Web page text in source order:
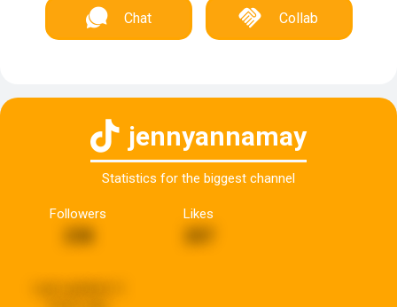
Chat Collab
jennyannamay
Statistics for the biggest channel
Followers Likes